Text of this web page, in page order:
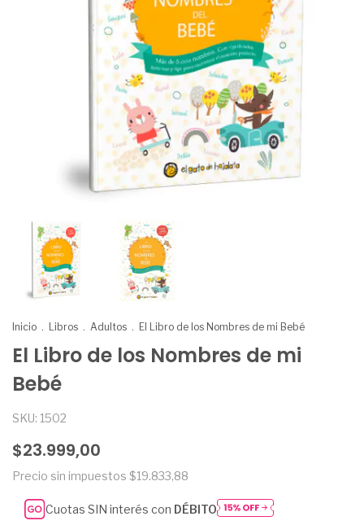
Inicio . Libros . Adultos . El Libro de los Nombres de mi Bebé
El Libro de los Nombres de mi
Bebé
SKU: 1502
$23.999,00
Precio sin impuestos $19.833,88
Cuotas SIN interés con DÉBITO